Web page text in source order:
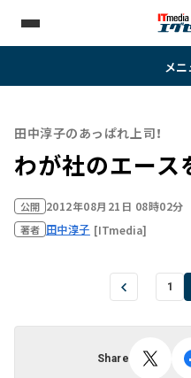
メニ
田中淳子のあっぱれ上司！
わが社のエース
公開 2012年08月21日 08時02分
著者 田中淳子 [ITmedia]
1
Share